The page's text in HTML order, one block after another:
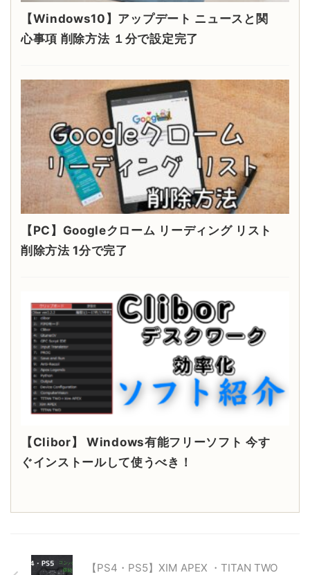
【Windows10】アップデート ニュースと関
心事項 削除方法 １分で設定完了
【PC】Googleクローム リーディング リスト
削除方法 1分で完了
【Clibor】 Windows有能フリーソフト 今す
ぐインストールして使うべき！
【PS4・PS5】XIM APEX ・TITAN TWO